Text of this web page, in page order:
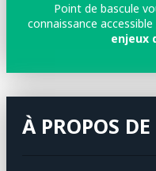
Point de bascule
connaissance
enjeux
À PROPOS